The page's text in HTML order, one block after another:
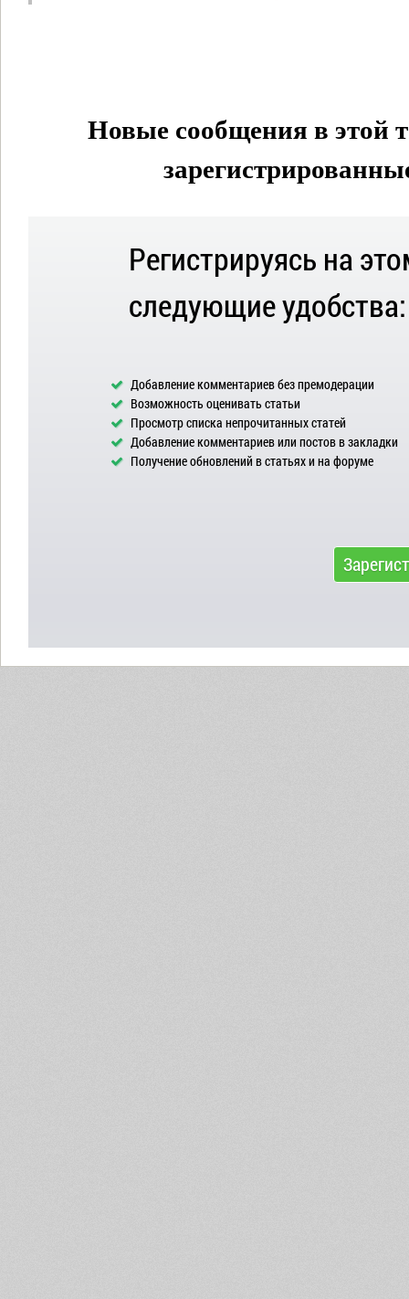
Новые сообщения в этой
Регистрируясь на
следующие удобства:
Добавление комментариев без премодерации
Возможность оценивать статьи
Просмотр списка непрочитанных статей
Добавление комментариев или постов в закладки
Получение обновлений в статьях и на форуме